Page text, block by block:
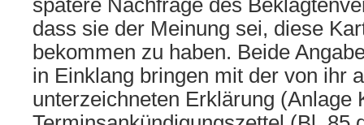
spätere Nachfrage des
dass sie der Meinung sei, diese
bekommen zu haben. Beide
in Einklang bringen mit der von ihr
unterzeichneten Erklärung (Anlage